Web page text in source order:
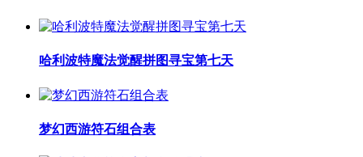
哈利波特魔法觉醒拼图寻宝第七天
梦幻西游符石组合表